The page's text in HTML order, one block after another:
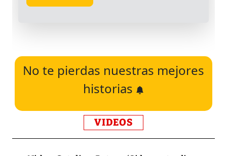
No te pierdas nuestras mejores
historias
VIDEOS